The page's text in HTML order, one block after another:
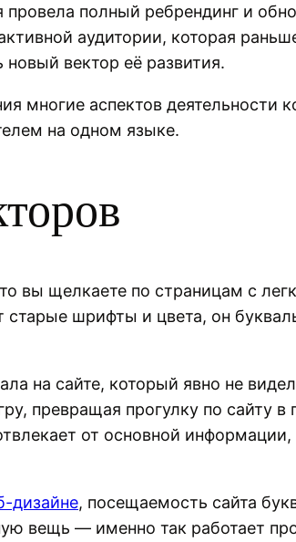
полный ребрендинг и
аудитории, которая
вектор её развития.
многие аспектов деятельности
на одном языке.
вы щелкаете по страницам с
шрифты и цвета, он
на сайте, который явно не
превращая прогулку по сайту
от основной
дизайне, посещаемость сайта
вещь — именно так работает